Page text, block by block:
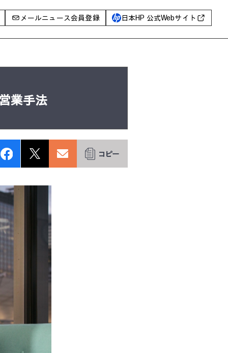
ワークステーション
（DEXツール）
覧
メールニュース会員登録 日本HP 公式Webサイト
業手法